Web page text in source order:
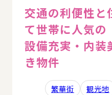
交通の利便性と
て世帯に人気の
設備充実・内装
き物件
繁華街 観光地